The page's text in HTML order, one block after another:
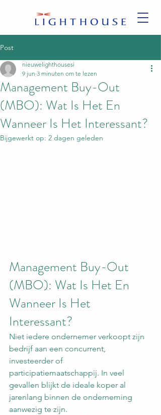
Post
Management Buy-Out
(MBO): Wat Is Het En
Wanneer Is Het Interessant?
nieuwelighthousesi
9 jun 3 minuten om te lezen
Bijgewerkt op: 2 dagen geleden
Management Buy-Out
(MBO): Wat Is Het En
Wanneer Is Het
Interessant?
Niet iedere ondernemer verkoopt zijn
bedrijf aan een concurrent,
investeerder of
participatiemaatschappij. In veel
gevallen blijkt de ideale koper al
jarenlang binnen de onderneming
aanwezig te zijn.